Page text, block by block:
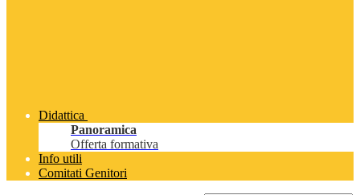
Didattica
Panoramica
Offerta formativa
Info utili
Comitati Genitori